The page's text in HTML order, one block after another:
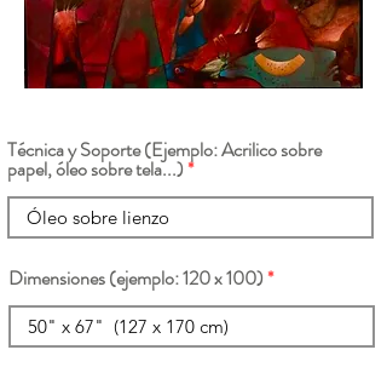
Técnica y Soporte (Ejemplo: Acrilico sobre
papel, óleo sobre tela...)
Dimensiones (ejemplo: 120 x 100)